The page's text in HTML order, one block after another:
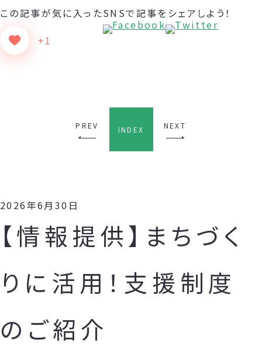
この記事が気に入った
+1
SNSで記事をシェアしよう！
PREV INDEX NEXT
2026年6月30日
【情報提供】まちづく
りに活用！支援制度
のご紹介